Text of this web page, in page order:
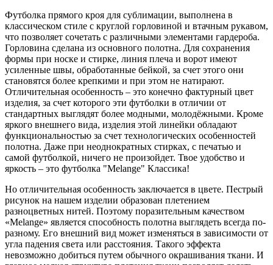
Футболка прямого кроя для сублимации, выполнена в
классическом стиле с круглой горловиной и втачным рукавом,
что позволяет сочетать с различными элементами гардероба.
Горловина сделана из основного полотна. Для сохранения
формы при носке и стирке, линия плеча и ворот имеют
усиленные швы, обработанные бейкой, за счет этого они
становятся более крепкими и при этом не натирают.
Отличительная особенность – это конечно фактурный цвет
изделия, за счет которого эти футболки в отличии от
стандартных выглядят более модными, молодёжными. Кроме
яркого внешнего вида, изделия этой линейки обладают
функциональностью за счет технологических особенностей
полотна. Даже при неоднократных стирках, с печатью и
самой футболкой, ничего не произойдет. Твое удобство и
яркость – это футболка "Melange" Классика!
Но отличительная особенность заключается в цвете. Пестрый
рисунок на нашем изделии образован плетением
разноцветных нитей. Поэтому поразительным качеством
«Melange» является способность полотна выглядеть всегда по-
разному. Его внешний вид может изменяться в зависимости от
угла падения света или расстояния. Такого эффекта
невозможно добиться путем обычного окрашивания ткани. И